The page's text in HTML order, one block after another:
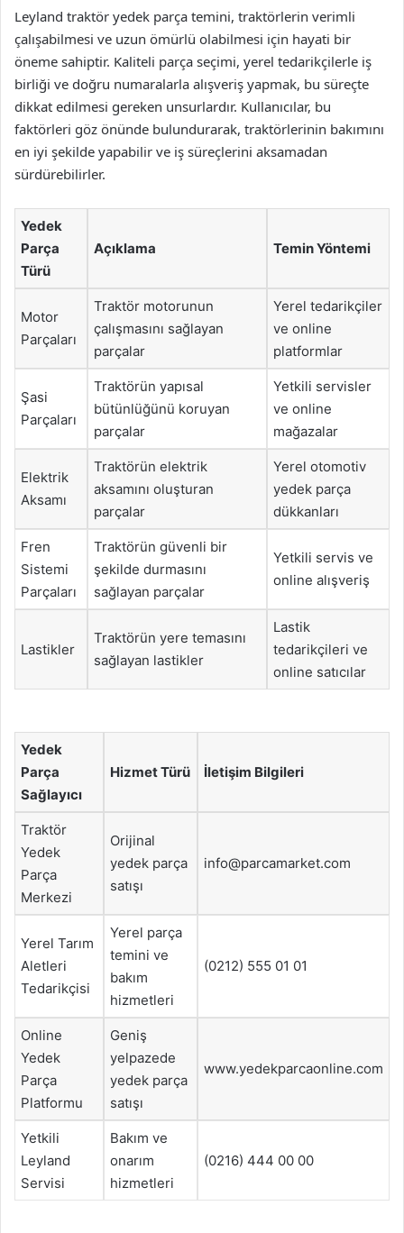
Leyland traktör yedek parça temini, traktörlerin verimli
çalışabilmesi ve uzun ömürlü olabilmesi için hayati bir
öneme sahiptir. Kaliteli parça seçimi, yerel tedarikçilerle iş
birliği ve doğru numaralarla alışveriş yapmak, bu süreçte
dikkat edilmesi gereken unsurlardır. Kullanıcılar, bu
faktörleri göz önünde bulundurarak, traktörlerinin bakımını
en iyi şekilde yapabilir ve iş süreçlerini aksamadan
sürdürebilirler.
Yedek
Parça
Türü
Açıklama Temin Yöntemi
Motor
Parçaları
Traktör motorunun
çalışmasını sağlayan
parçalar
Yerel tedarikçiler
ve online
platformlar
Şasi
Parçaları
Traktörün yapısal
bütünlüğünü koruyan
parçalar
Yetkili servisler
ve online
mağazalar
Elektrik
Aksamı
Traktörün elektrik
aksamını oluşturan
parçalar
Yerel otomotiv
yedek parça
dükkanları
Fren
Sistemi
Parçaları
Traktörün güvenli bir
şekilde durmasını
sağlayan parçalar
Yetkili servis ve
online alışveriş
Lastikler
Traktörün yere temasını
sağlayan lastikler
Lastik
tedarikçileri ve
online satıcılar
Yedek
Parça
Sağlayıcı
Hizmet Türü İletişim Bilgileri
Traktör
Yedek
Parça
Merkezi
Orijinal
yedek parça
satışı
info@parcamarket.com
Yerel Tarım
Aletleri
Tedarikçisi
Yerel parça
temini ve
bakım
hizmetleri
(0212) 555 01 01
Online
Yedek
Parça
Platformu
Geniş
yelpazede
yedek parça
satışı
www.yedekparcaonline.com
Yetkili
Leyland
Servisi
Bakım ve
onarım
hizmetleri
(0216) 444 00 00